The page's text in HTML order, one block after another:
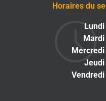
Horaires du
Lundi
Mardi
Mercredi
Jeudi
Vendredi